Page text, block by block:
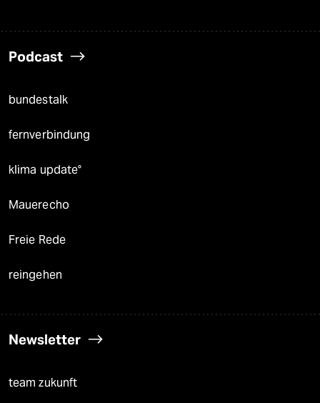
Podcast
bundestalk
fernverbindung
klima update°
Mauerecho
Freie Rede
reingehen
Newsletter
team zukunft